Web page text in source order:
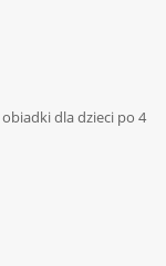
obiadki dla dzieci po 4